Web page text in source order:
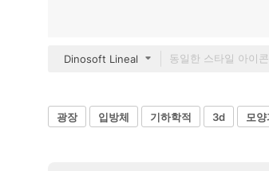
Dinosoft Lineal
광장 입방체 기하학적 3d 모